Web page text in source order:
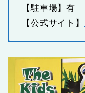
【駐車場】有
【公式サイト】